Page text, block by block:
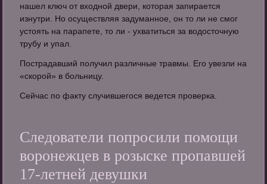
нашел ключ от входной двери, которая запирается
изнутри. Но осуществляя задуманное, он то ли не смог
устоять на парапете, то ли - ухватиться за водосточную
трубу и упал.
Пострадавший получил различные травмы. Его увезли на
«скорой» в больницу.
Сейчас по факту случившегося ведется проверка.
Следователи попросили помощи
воронежцев в розыске пропавшей
17-летней девушки